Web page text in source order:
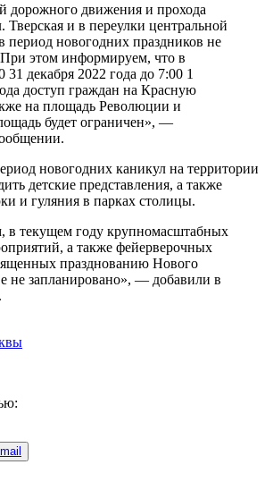
дорожного движения и прохода
Тверская и в переулки центральной
период новогодних праздников не
При этом информируем, что в
31 декабря 2022 года до 7:00 1
доступ граждан на Красную
на площадь Революции и
будет ограничен», —
новогодних каникул на территории
детские представления, а также
и гуляния в парках столицы.
в текущем году крупномасштабных
а также фейерверочных
празднованию Нового
не запланировано», — добавили в